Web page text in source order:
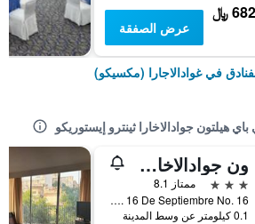
682 ﷼
عرض الصفقة
في غوادالاجارا (مكسيكو)
هيلتون جوادالاخارا ثينترو إيستوريكو
ون جوادالاخارا سينترو هيستوريكو
3 نجوم
ممتاز 8.1
Av. 16 De Septiembre No. 16, غوادالاجارا (مكسيكو), ولاية خاليسكو, المكسيك
0.1 كيلومتر عن وسط المدينة